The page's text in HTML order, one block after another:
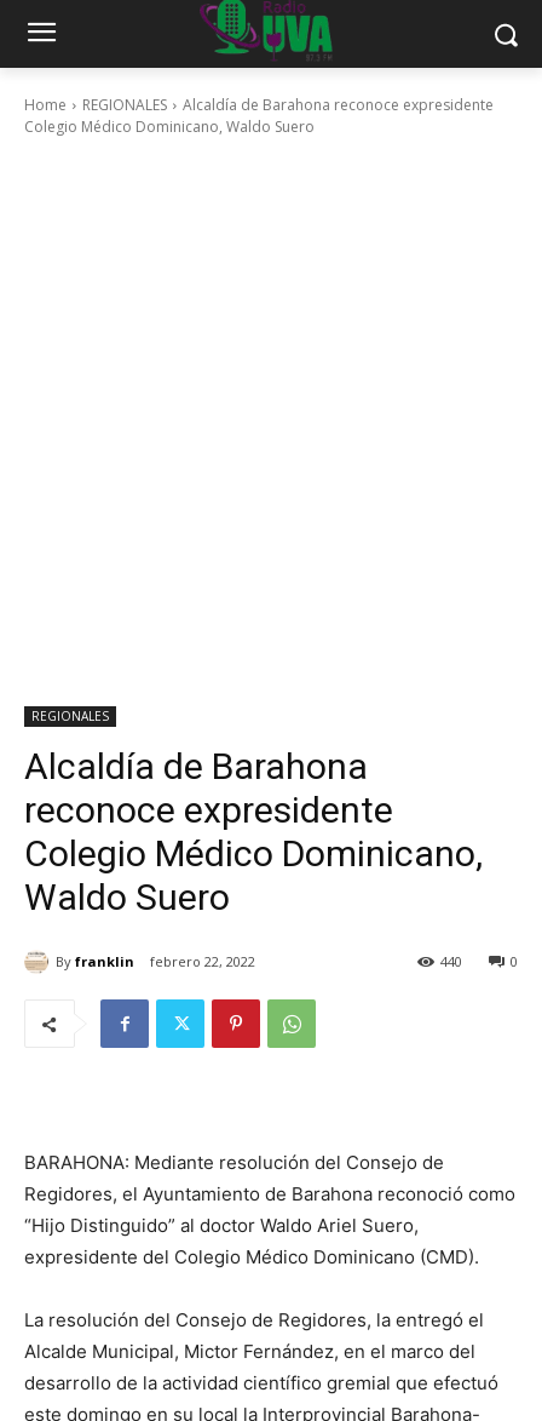
Home REGIONALES
Alcaldía de Barahona reconoce expresidente
Colegio Médico Dominicano, Waldo Suero
REGIONALES
Alcaldía de Barahona
reconoce expresidente
Colegio Médico Dominicano,
Waldo Suero
By franklin febrero 22, 2022 0
440
BARAHONA: Mediante resolución del Consejo de
Regidores, el Ayuntamiento de Barahona reconoció como
“Hijo Distinguido” al doctor Waldo Ariel Suero,
expresidente del Colegio Médico Dominicano (CMD).
La resolución del Consejo de Regidores, la entregó el
Alcalde Municipal, Mictor Fernández, en el marco del
desarrollo de la actividad científico gremial que efectuó
este domingo en su local la Interprovincial Barahona-